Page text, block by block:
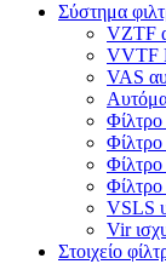
Σύστημα
VZTF
VVTF
VAS
VSLS
Vir
Στοιχείο